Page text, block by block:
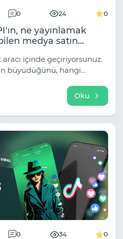
0 24 0
ne yayınlamak
medya satın
içinde geçiriyorsunuz.
büyüdüğünü, hangi
üç farklı dikey alanda
Sekmeyi kapattığınızda,
yayınlamak istediğinizi
Oku
0 34 0